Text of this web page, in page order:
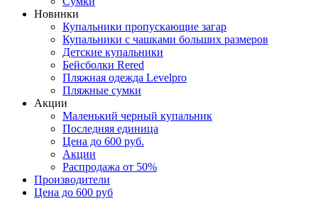
Новинки
Купальники пропускающие загар
Купальники с чашками больших размеров
Детские купальники
Бейсболки Rered
Пляжная одежда Levelpro
Пляжные сумки
Акции
Маленький черный купальник
Последняя единица
Цена до 600 руб.
Акции
Распродажа от 50%
Производители
Цена до 600 руб